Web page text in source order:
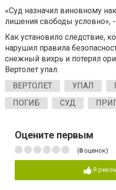
«Суд назначил виновному
лишения свободы условно»,
Как установило следствие,
нарушил правила
снежный вихрь и потерял
Вертолет упал.
ВЕРТОЛЕТ
УПАЛ
ПОГИБ
СУД
Оцените первым
(0 оценок)
Я